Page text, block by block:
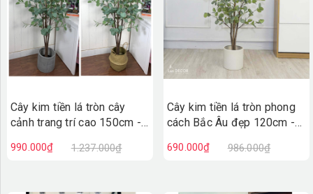
Cây kim tiền lá tròn cây
cảnh trang trí cao 150cm -
990.000₫ 1.237.000₫
Cây kim tiền lá tròn phong
cách Bắc Âu đẹp 120cm -
690.000₫ 986.000₫